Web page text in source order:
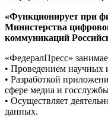
«Функционирует при
Министерства
коммуникаций
«ФедералПресс»
• Проведением научных
• Разработкой
сфере медиа и
• Осуществляет
данных.